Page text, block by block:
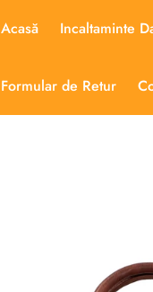
Acasă Incaltaminte
Formular de Retur